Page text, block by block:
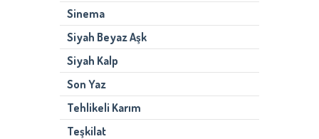
Sinema
Siyah Beyaz Aşk
Siyah Kalp
Son Yaz
Tehlikeli Karım
Teşkilat